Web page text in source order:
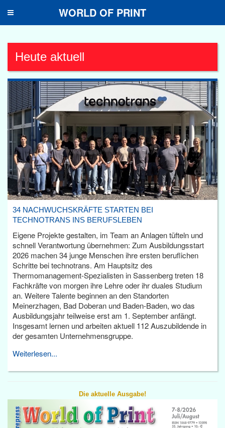
Toggle
WORLD OF PRINT
Heute aktuell
34 NACHWUCHSKRÄFTE STARTEN BEI
TECHNOTRANS INS BERUFSLEBEN
Eigene Projekte gestalten, im Team an Anlagen tüfteln und
schnell Verantwortung übernehmen: Zum Ausbildungsstart
2026 machen 34 junge Menschen ihre ersten beruflichen
Schritte bei technotrans. Am Hauptsitz des
Thermomanagement-Spezialisten in Sassenberg treten 18
Fachkräfte von morgen ihre Lehre oder ihr duales Studium
an. Weitere Talente beginnen an den Standorten
Meinerzhagen, Bad Doberan und Baden-Baden, wo das
Ausbildungsjahr teilweise erst am 1. September anfängt.
Insgesamt lernen und arbeiten aktuell 112 Auszubildende in
der gesamten Unternehmensgruppe.
Weiterlesen...
Die aktuelle Ausgabe!